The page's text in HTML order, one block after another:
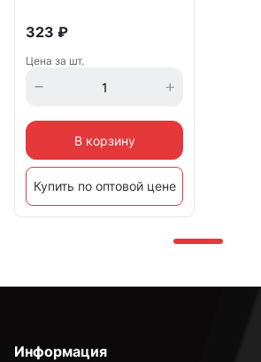
323 ₽
Цена за шт.
В корзину
Купить по оптовой цене
Информация